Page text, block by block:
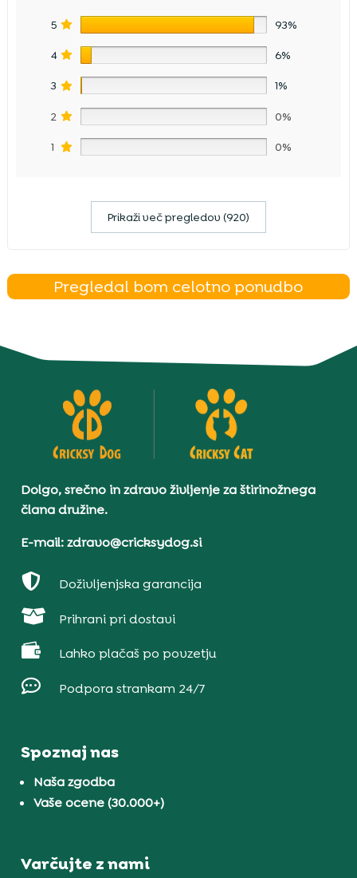
5 93%
4 6%
3 1%
2 0%
1 0%
Prikaži več pregledov (920)
Pregledal bom celotno ponudbo
Dolgo, srečno in zdravo življenje za štirinožnega
člana družine.
E-mail: zdravo@cricksydog.si
 Doživljenjska garancija
 Prihrani pri dostavi
 Lahko plačaš po povzetju
 Podpora strankam 24/7
Spoznaj nas
Naša zgodba
Vaše ocene (30.000+)
Varčujte z nami